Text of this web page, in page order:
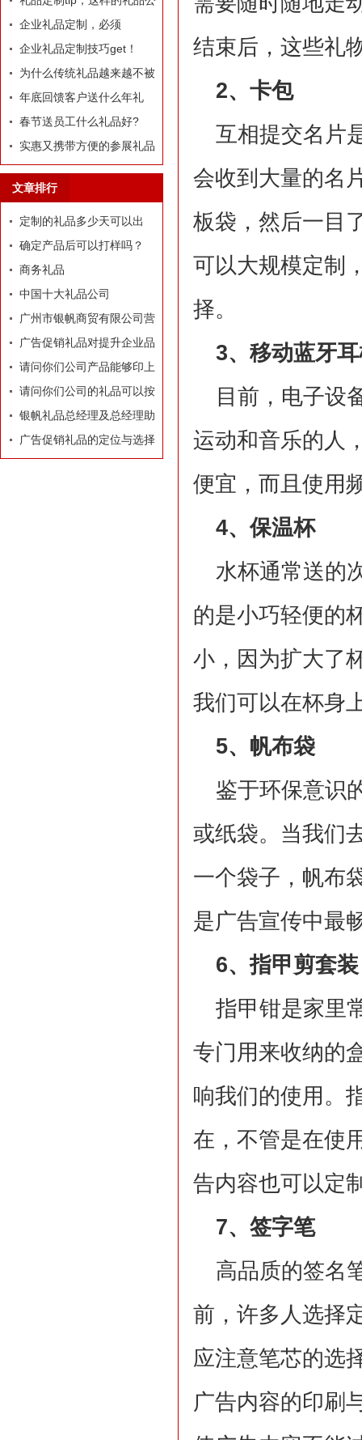
司我才爱！
企业礼品定制，必须
有“里”、有“面”
企业礼品定制技巧get！
为什么传统礼品越来越不被
选择了
年底回馈客户送什么年礼
好?
春节送员工什么礼品好?
实惠又携带方便的参展礼品
文章排行
定制的礼品多少天可以出
货？
确定产品后可以打样吗？
商务礼品
中国十大礼品公司
广州市银帆商贸有限公司营
业执照
广告促销礼品对提升企业品
牌有着莫大的作用
请问你们公司产品能够印上
我们公司的LOGO和广告
吗？
请问你们公司的礼品可以按
照我们的要求和构思专门设
计订做吗？
银帆礼品总经理及总经理助
理名片
广告促销礼品的定位与选择
结束后，这些礼
2、卡包
互相提交名片
会收到大量的名
板袋，然后一目
可以大规模定制
择。
3、移动蓝牙
目前，电子设
运动和音乐的人
便宜，而且使用
4、保温杯
水杯通常送的
的是小巧轻便的
小，因为扩大了
我们可以在杯身
5、帆布袋
鉴于环保意识
或纸袋。当我们
一个袋子，帆布
是广告宣传中最
6、指甲剪套装
指甲钳是家里
专门用来收纳的
响我们的使用。
在，不管是在使
告内容也可以定
7、签字笔
高品质的签名
前，许多人选择
应注意笔芯的选
广告内容的印刷